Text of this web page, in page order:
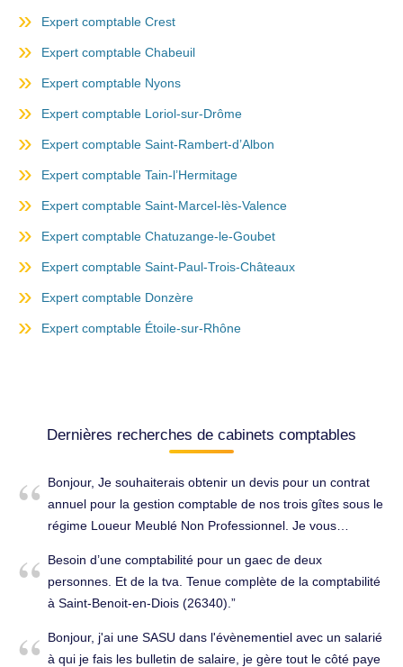
Expert comptable Crest
Expert comptable Chabeuil
Expert comptable Nyons
Expert comptable Loriol-sur-Drôme
Expert comptable Saint-Rambert-d’Albon
Expert comptable Tain-l’Hermitage
Expert comptable Saint-Marcel-lès-Valence
Expert comptable Chatuzange-le-Goubet
Expert comptable Saint-Paul-Trois-Châteaux
Expert comptable Donzère
Expert comptable Étoile-sur-Rhône
Dernières recherches de cabinets comptables
Bonjour, Je souhaiterais obtenir un devis pour un contrat
annuel pour la gestion comptable de nos trois gîtes sous le
régime Loueur Meublé Non Professionnel. Je vous
pour échanger avec vous. Cordialement, Odile Bergeron.
Tenue complète de la comptabilité à Venterol (26110).
Besoin d’une comptabilité pour un gaec de deux
personnes. Et de la tva. Tenue complète de la comptabilité
à Saint-Benoit-en-Diois (26340).
Bonjour, j'ai une SASU dans l'évènementiel avec un salarié
à qui je fais les bulletin de salaire, je gère tout le côté paye